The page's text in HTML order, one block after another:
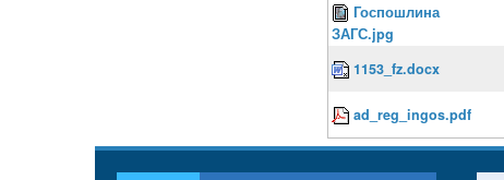
Госпошлина
ЗАГС.jpg
1153_fz.docx
ad_reg_ingos.pdf